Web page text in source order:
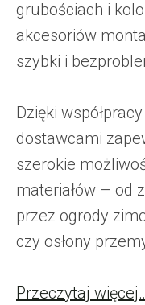
grubościach i
akcesoriów
szybki i
Dzięki
dostawcami
szerokie
materiałów – od
przez ogrody
czy osłony
Przeczytaj